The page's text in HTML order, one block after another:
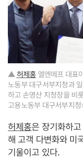
▲허제홍 엘엔에프 대표
노동부 대구서부지청과
하고 손영산 지청장을 비
고용노동부 대구서부지청
허제홍은 장기화하
해 고객 다변화와 미
기울이고 있다.